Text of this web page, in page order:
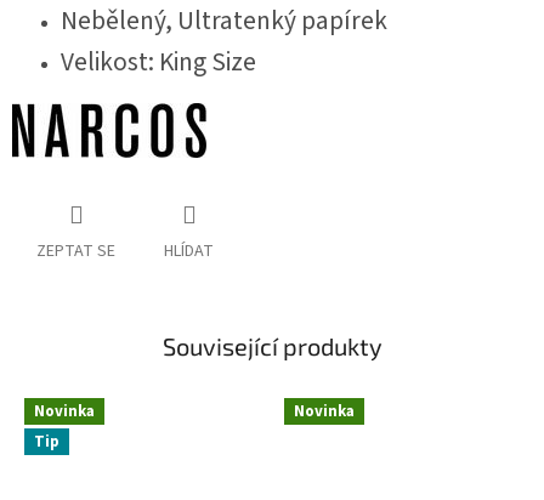
Nebělený, Ultratenký papírek
Velikost: King Size
ZEPTAT SE HLÍDAT
Související produkty
Novinka
Tip
Novinka